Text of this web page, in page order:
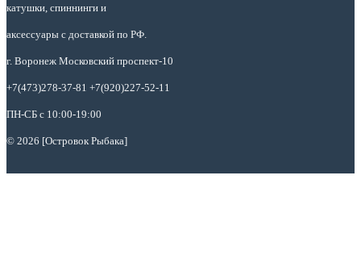
катушки, спиннинги и
аксессуары с доставкой по РФ.
г. Воронеж Московский проспект-10
+7(473)278-37-81 +7(920)227-52-11
ПН-СБ с 10:00-19:00
© 2026 [Островок Рыбака]